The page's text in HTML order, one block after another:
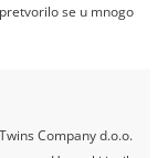
se u mnogo
Twins Company d.o.o.